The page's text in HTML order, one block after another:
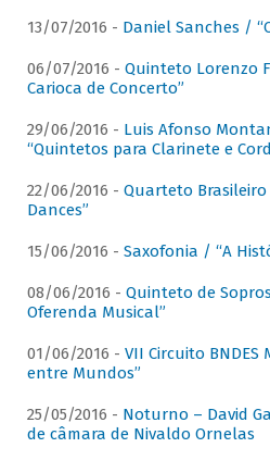
13/07/2016 - Daniel Sanches /
06/07/2016 - Quinteto Lorenzo
Carioca de Concerto”
29/06/2016 - Luis Afonso
“Quintetos para Clarinete e
22/06/2016 - Quarteto Brasileiro
Dances”
15/06/2016 - Saxofonia / “A
08/06/2016 - Quinteto de
Oferenda Musical”
01/06/2016 - VII Circuito BNDES
entre Mundos”
25/05/2016 - Noturno – David
de câmara de Nivaldo Ornelas